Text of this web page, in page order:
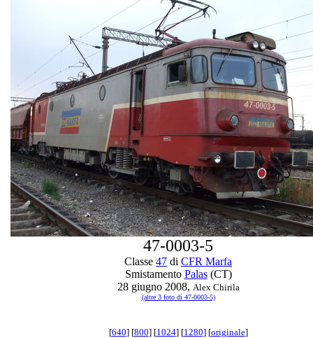
47-0003-5
Classe 47 di CFR Marfa
Smistamento Palas(CT)
28 giugno 2008, Alex Chirila
(altre 3 foto di 47-0003-5)
[640] [800] [1024] [1280] [originale]